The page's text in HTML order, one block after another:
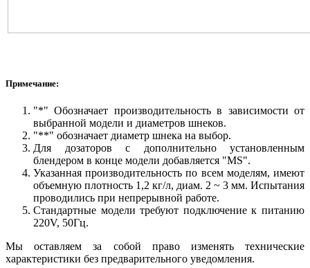
Примечание:
"*" Обозначает производительность в зависимости от
выбранной модели и диаметров шнеков.
"**" обозначает диаметр шнека на выбор.
Для дозаторов с дополнительно установленным
блендером в конце модели добавляется "MS".
Указанная производительность по всем моделям, имеют
объемную плотность 1,2 кг/л, диам. 2 ~ 3 мм. Испытания
проводились при непрерывной работе.
Стандартные модели требуют подключение к питанию
220V, 50Гц.
Мы оставляем за собой право изменять технические
характеристики без предварительного уведомления.